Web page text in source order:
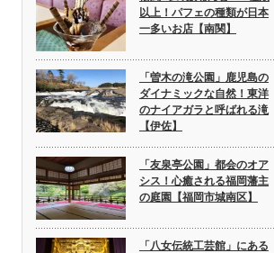
以上！パフェの種類が日本
一多いお店【南関】
「曽木の滝公園」鹿児島の
ダイナミックな自然！東洋
のナイアガラと呼ばれる滝
【伊佐】
「友泉亭公園」都会のオア
シス！心癒される福岡藩主
の庭園【福岡市城南区】
「八女伝統工芸館」にある